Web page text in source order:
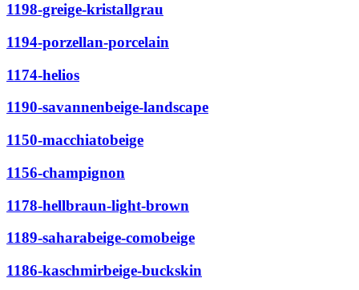
1198-greige-kristallgrau
1194-porzellan-porcelain
1174-helios
1190-savannenbeige-landscape
1150-macchiatobeige
1156-champignon
1178-hellbraun-light-brown
1189-saharabeige-comobeige
1186-kaschmirbeige-buckskin